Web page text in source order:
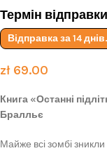
Термін відправки
Відправка за 14 днів.
zł69.00
Книга «Останні
Бралльє
Майже всі зомбі